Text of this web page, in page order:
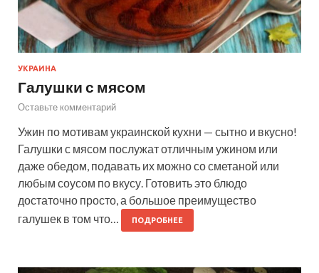
УКРАИНА
Галушки с мясом
Оставьте комментарий
Ужин по мотивам украинской кухни — сытно и вкусно!
Галушки с мясом послужат отличным ужином или
даже обедом, подавать их можно со сметаной или
любым соусом по вкусу. Готовить это блюдо
достаточно просто, а большое преимущество
галушек в том что…
ПОДРОБНЕЕ